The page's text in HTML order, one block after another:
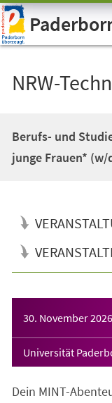
Visuelle
Assistenzsoftware
öffnen.
NRW-
Berufs- und
junge Frauen* (w/
30. November 2026
Universität
Dein MINT-